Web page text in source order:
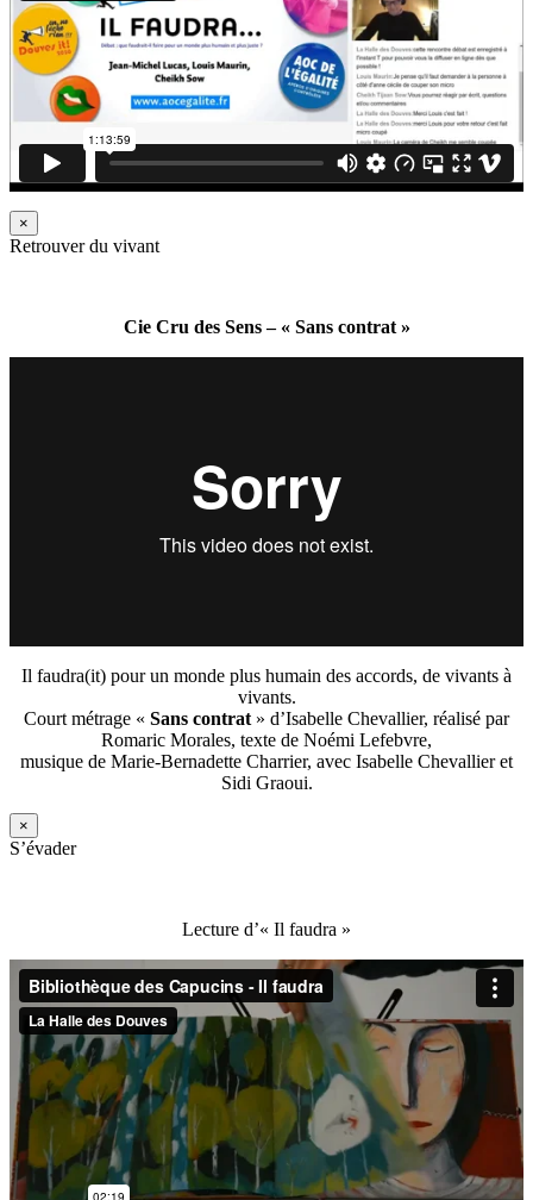
×
Retrouver du vivant
Cie Cru des Sens – « Sans contrat »
Il faudra(it) pour un monde plus humain des accords, de vivants à
vivants.
Court métrage « Sans contrat » d’Isabelle Chevallier, réalisé par
Romaric Morales, texte de Noémi Lefebvre,
musique de Marie-Bernadette Charrier, avec Isabelle Chevallier et
Sidi Graoui.
×
S’évader
Lecture d’« Il faudra »